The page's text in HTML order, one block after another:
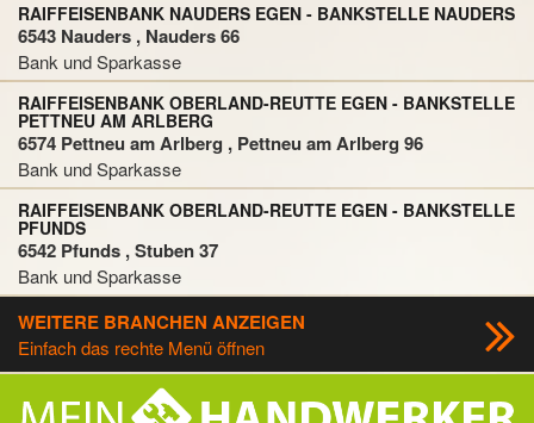
RAIFFEISENBANK NAUDERS EGEN - BANKSTELLE NAUDERS
6543 Nauders , Nauders 66
Bank und Sparkasse
RAIFFEISENBANK OBERLAND-REUTTE EGEN - BANKSTELLE
PETTNEU AM ARLBERG
6574 Pettneu am Arlberg , Pettneu am Arlberg 96
Bank und Sparkasse
RAIFFEISENBANK OBERLAND-REUTTE EGEN - BANKSTELLE
PFUNDS
6542 Pfunds , Stuben 37
Bank und Sparkasse
WEITERE BRANCHEN ANZEIGEN
Einfach das rechte Menü öffnen